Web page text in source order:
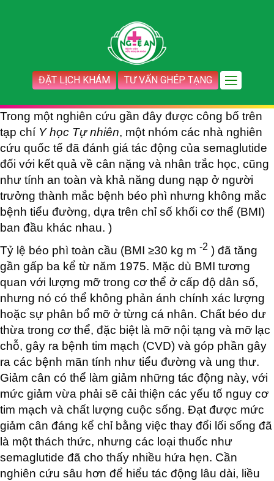
ĐẶT LỊCH KHÁM TƯ VẤN GHÉP TẠNG
Trong một nghiên cứu gần đây được công bố trên
tạp chí Y học Tự nhiên, một nhóm các nhà nghiên
cứu quốc tế đã đánh giá tác động của semaglutide
đối với kết quả về cân nặng và nhân trắc học, cũng
như tính an toàn và khả năng dung nạp ở người
trưởng thành mắc bệnh béo phì nhưng không mắc
bệnh tiểu đường, dựa trên chỉ số khối cơ thể (BMI)
ban đầu khác nhau. )
Tỷ lệ béo phì toàn cầu (BMI ≥30 kg m -2 ) đã tăng
gần gấp ba kể từ năm 1975. Mặc dù BMI tương
quan với lượng mỡ trong cơ thể ở cấp độ dân số,
nhưng nó có thể không phản ánh chính xác lượng
hoặc sự phân bổ mỡ ở từng cá nhân. Chất béo dư
thừa trong cơ thể, đặc biệt là mỡ nội tạng và mỡ lạc
chỗ, gây ra bệnh tim mạch (CVD) và góp phần gây
ra các bệnh mãn tính như tiểu đường và ung thư.
Giảm cân có thể làm giảm những tác động này, với
mức giảm vừa phải sẽ cải thiện các yếu tố nguy cơ
tim mạch và chất lượng cuộc sống. Đạt được mức
giảm cân đáng kể chỉ bằng việc thay đổi lối sống đã
là một thách thức, nhưng các loại thuốc như
semaglutide đã cho thấy nhiều hứa hẹn. Cần
nghiên cứu sâu hơn để hiểu tác động lâu dài, liều